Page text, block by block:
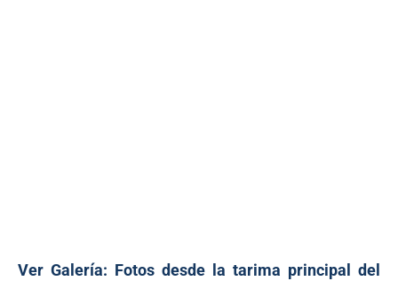
Ver Galería: Fotos desde la tarima principal del